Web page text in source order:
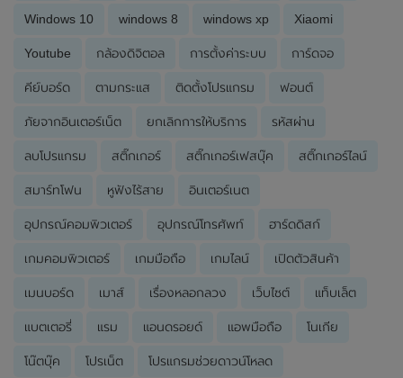
Windows 10 windows 8 windows xp Xiaomi
Youtube กล้องดิจิตอล การตั้งค่าระบบ การ์ดจอ
คีย์บอร์ด ตามกระแส ติดตั้งโปรแกรม ฟอนต์
ภัยจากอินเตอร์เน็ต ยกเลิกการให้บริการ รหัสผ่าน
ลบโปรแกรม สติ๊กเกอร์ สติ๊กเกอร์เฟสบุ๊ค สติ๊กเกอร์ไลน์
สมาร์ทโฟน หูฟังไร้สาย อินเตอร์เนต
อุปกรณ์คอมพิวเตอร์ อุปกรณ์โทรศัพท์ ฮาร์ดดิสก์
เกมคอมพิวเตอร์ เกมมือถือ เกมไลน์ เปิดตัวสินค้า
เมนบอร์ด เมาส์ เรื่องหลอกลวง เว็บไซต์ แท็บเล็ต
แบตเตอรี่ แรม แอนดรอยด์ แอพมือถือ โนเกีย
โน๊ตบุ๊ค โปรเน็ต โปรแกรมช่วยดาวน์โหลด